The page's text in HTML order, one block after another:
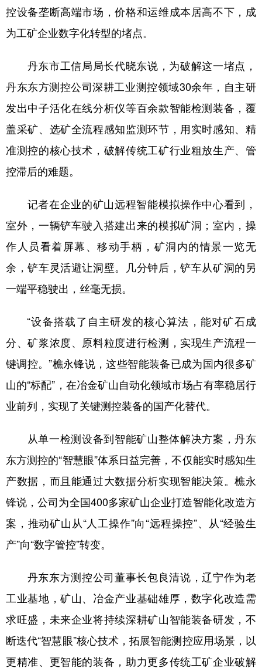
控设备垄断高端市场，价格和运维成本居高不下，成
为工矿企业数字化转型的堵点。
丹东市工信局局长代晓东说，为破解这一堵点，
丹东东方测控公司深耕工业测控领域30余年，自主研
发出中子活化在线分析仪等百余款智能检测装备，覆
盖采矿、选矿全流程感知监测环节，用实时感知、精
准测控的核心技术，破解传统工矿行业粗放生产、管
控滞后的难题。
记者在企业的矿山远程智能模拟操作中心看到，
室外，一辆铲车驶入搭建出来的模拟矿洞；室内，操
作人员看着屏幕、移动手柄，矿洞内的情景一览无
余，铲车灵活避让洞壁。几分钟后，铲车从矿洞的另
一端平稳驶出，丝毫无损。
“设备搭载了自主研发的核心算法，能对矿石成
分、矿浆浓度、原料粒度进行检测，实现生产流程一
键调控。”樵永锋说，这些智能装备已成为国内很多矿
山的“标配”，在冶金矿山自动化领域市场占有率稳居行
业前列，实现了关键测控装备的国产化替代。
从单一检测设备到智能矿山整体解决方案，丹东
东方测控的“智慧眼”体系日益完善，不仅能实时感知生
产数据，而且能通过大数据分析实现智能决策。樵永
锋说，公司为全国400多家矿山企业打造智能化改造方
案，推动矿山从“人工操作”向“远程操控”、从“经验生
产”向“数字管控”转变。
丹东东方测控公司董事长包良清说，辽宁作为老
工业基地，矿山、冶金产业基础雄厚，数字化改造需
求旺盛，未来企业将持续深耕矿山智能装备研发，不
断迭代“智慧眼”核心技术，拓展智能测控应用场景，以
更精准、更智能的装备，助力更多传统工矿企业破解